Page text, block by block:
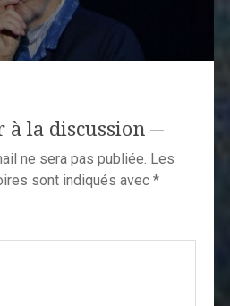
à la discussion
ne sera pas publiée. Les
sont indiqués avec *